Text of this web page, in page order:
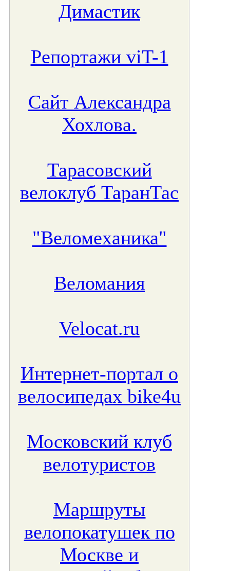
Димастик
Репортажи viT-1
Сайт Александра
Хохлова.
Тарасовский
велоклуб ТаранТас
"Веломеханика"
Веломания
Velocat.ru
Интернет-портал о
велосипедах bike4u
Московский клуб
велотуристов
Маршруты
велопокатушек по
Москве и